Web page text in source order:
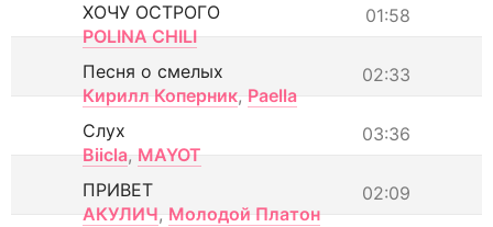
01:58
ХОЧУ ОСТРОГО
POLINA CHILI
02:33
Песня о смелых
Кирилл Коперник, Paella
03:36
Слух
Biicla, MAYOT
02:09
ПРИВЕТ
АКУЛИЧ, Молодой Платон